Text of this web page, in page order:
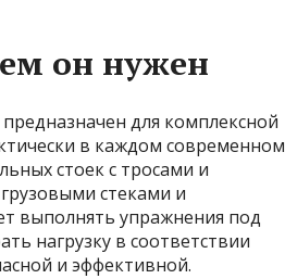
он нужен
для комплексной
в каждом современном
стоек с тросами и
стеками и
выполнять упражнения под
нагрузку в соответствии
и эффективной.